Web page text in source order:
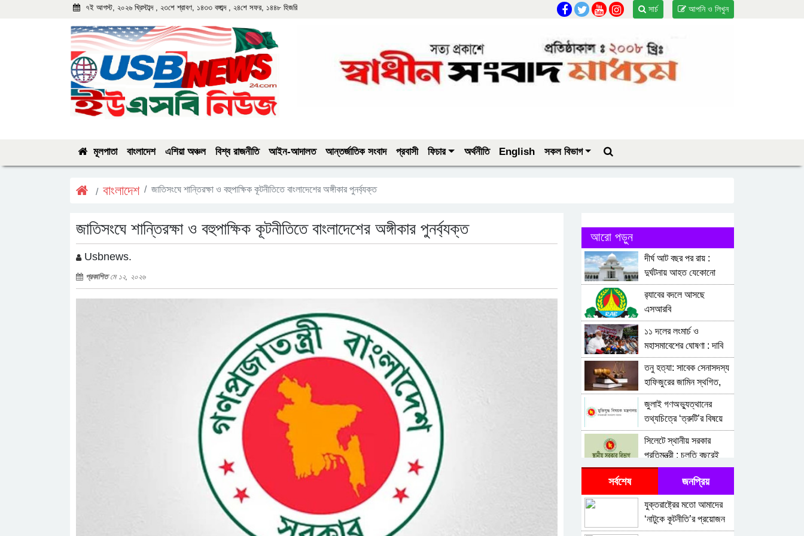
৭ই আগস্ট, ২০২৬ খ্রিস্টাব্দ , ২৩শে শ্রাবণ, ১৪৩৩ বঙ্গাব্দ , ২৪শে সফর, ১৪৪৮ হিজরি আপনি ও লিখুন
সার্চ
মূলপাতা বাংলাদেশ এশিয়া অঞ্চল বিশ্ব রাজনীতি আইন-আদালত আন্তর্জাতিক সংবাদ প্রবাসী ফিচার অর্থনীতি English সকল বিভাগ
বাংলাদেশ জাতিসংঘে শান্তিরক্ষা ও বহুপাক্ষিক কূটনীতিতে বাংলাদেশের অঙ্গীকার পুনর্ব্যক্ত
জাতিসংঘে শান্তিরক্ষা ও বহুপাক্ষিক কূটনীতিতে বাংলাদেশের অঙ্গীকার পুনর্ব্যক্ত
Usbnews.
প্রকাশিতমে ১২, ২০২৬
আরো পড়ুন
দীর্ঘ আট বছর পর রায় :
দুর্ঘটনায় আহত যেকোনো
ব্যক্তিকে সব হাসপাতাল-
ক্লিনিকে প্রাথমিক চিকিৎসা
দিতে নির্দেশনা জারির নির্দেশ
র‍্যাবের বদলে আসছে
এসআরবি
১১ দলের লংমার্চ ও
মহাসমাবেশের ঘোষণা : দাবি
আদায় না হওয়া পর্যন্ত
রাজপথ ছাড়ব না
তনু হত্যা: সাবেক সেনাসদস্য
হাফিজুরের জামিন স্থগিত,
২৪ ঘণ্টার মধ্যে আত্মসমর্পণের
নির্দেশ
জুলাই গণঅভ্যুত্থানের
তথ্যচিত্রে ‘ত্রুটি’র বিষয়ে
মুক্তিযুদ্ধ মন্ত্রণালয়ের দুঃখ
প্রকাশ
সিলেটে স্থানীয় সরকার
প্রতিমন্ত্রী : চলতি বছরেই
স্থানীয় সরকারের পাঁচ স্তরের
জাতিসংঘে জুলাই
জুলাই গণঅভ্যুত্থানে
হত্যাকাণ্ডের বিচার নিশ্চিতের
সর্বশেষ জনপ্রিয়
যুক্তরাষ্ট্রের মতো আমাদের
‘নাটুকে কূটনীতি’র প্রয়োজন
নেই: গালিবাফ